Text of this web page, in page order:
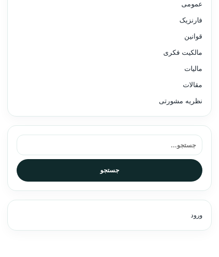
عمومی
فارنزیک
قوانین
مالکیت فکری
مالیات
مقالات
نظریه مشورتی
جستجو برای:
جستجو
ورود